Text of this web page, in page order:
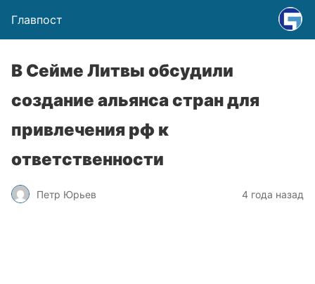
Главпост
В Сейме Литвы обсудили
создание альянса стран для
привлечения рф к
ответственности
Петр Юрьев 4 года назад